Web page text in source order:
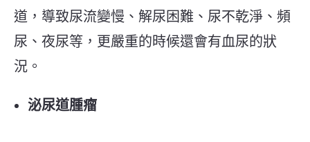
道，導致尿流變慢、解尿困難、尿不乾淨、頻
尿、夜尿等，更嚴重的時候還會有血尿的狀
況。
泌尿道腫瘤